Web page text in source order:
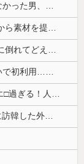
立ちんぼを買うもキモすぎてヤらせてもらえなかった男、代わりの足コキでまさかの大量身寸米青ｗｗｗ
【画像】 サンモニの女子アナさん、日曜の朝から素材を提供してしまう
【悲報】 女さん、歩行者を轢いた挙句、道路に倒れてどえらいことになってしまうw w w w w w w
長身美ボディの保育士さんが女性用風俗を勢いで初利用…子供に絶対見せられないメスの顔でイキまくり。
井上晴美、乳首ヘア○ードや濡れ場お○ぱいがエ□過ぎる！人生最後のラスト写真集、最高！！
韓国のサッカー協会、W杯予選等を裁くために訪韓した外国人審判を「性接待」していた……大して強くもないチームが潤沢な予算を持ってりゃそうなるわな